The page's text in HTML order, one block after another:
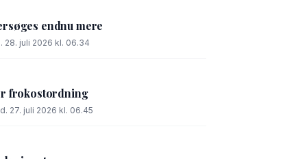
endnu mere
28. juli 2026 kl. 06.34
frokostordning
27. juli 2026 kl. 06.45